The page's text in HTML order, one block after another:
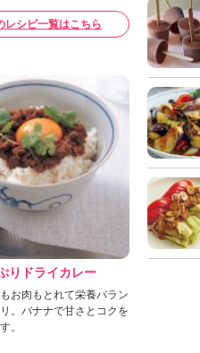
レシピ一覧はこちら
りドライカレー
お肉もとれて栄養バラン
。バナナで甘さとコクを
。